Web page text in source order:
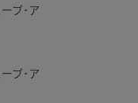
ブ･ア
ブ･ア